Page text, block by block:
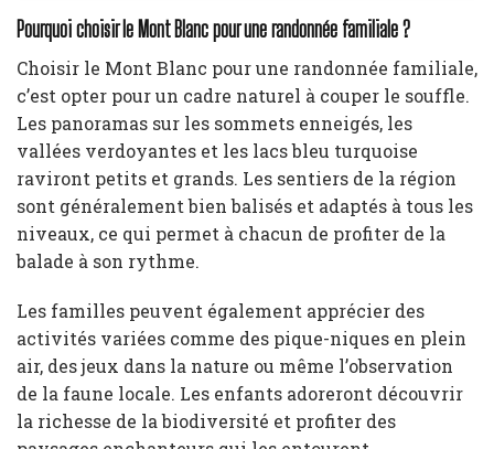
Pourquoi choisir le Mont Blanc pour une randonnée familiale ?
Choisir le Mont Blanc pour une randonnée familiale,
c’est opter pour un cadre naturel à couper le souffle.
Les panoramas sur les sommets enneigés, les
vallées verdoyantes et les lacs bleu turquoise
raviront petits et grands. Les sentiers de la région
sont généralement bien balisés et adaptés à tous les
niveaux, ce qui permet à chacun de profiter de la
balade à son rythme.
Les familles peuvent également apprécier des
activités variées comme des pique-niques en plein
air, des jeux dans la nature ou même l’observation
de la faune locale. Les enfants adoreront découvrir
la richesse de la biodiversité et profiter des